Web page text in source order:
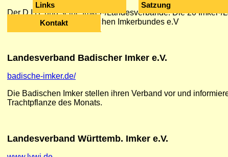
Links
Satzung
Kontakt
Der D.I.B. und seine Imker-/Landesverbände. Die 20
oberste Organ des Deutschen Imkerbundes e.V
Landesverband Badischer Imker e.V.
badische-imker.de/
Die Badischen Imker stellen ihren Verband vor und
Trachtpflanze des Monats.
Landesverband Württemb. Imker e.V.